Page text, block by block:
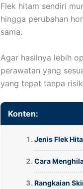
Flek hitam sendiri
hingga perubahan
sama.
Agar hasilnya lebih
perawatan yang
yang tepat tanpa
Konten:
Jenis Flek
Cara
Rangkaian